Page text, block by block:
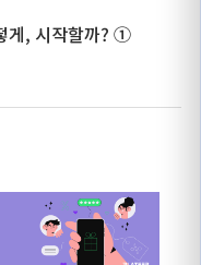
게, 시작할까? ①